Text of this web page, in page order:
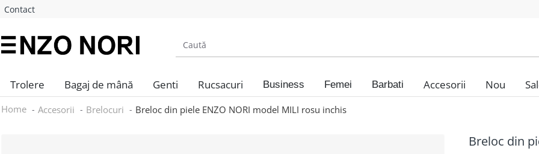
Contact
Trolere Bagaj de mână Genti Rucsacuri Business Femei Barbati Accesorii Nou
Home Accesorii Brelocuri Breloc din piele ENZO NORI model MILI rosu inchis
Breloc din